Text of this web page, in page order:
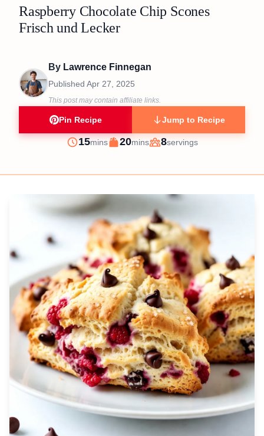
Raspberry Chocolate Chip Scones
Frisch und Lecker
By Lawrence Finnegan
Published Apr 27, 2025
This post may contain affiliate links.
Pin Recipe Jump to Recipe
Prep
15minutes
mins
Cook
20minutes
mins
Servings
8servings